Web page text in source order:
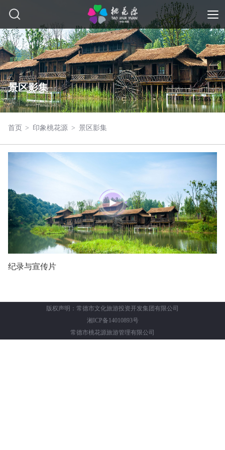
景区影集
首页 > 印象桃花源 > 景区影集
纪录与宣传片
版权声明：常德市文化旅游投资开发集团有限公司
湘ICP备14010893号
常德市桃花源旅游管理有限公司